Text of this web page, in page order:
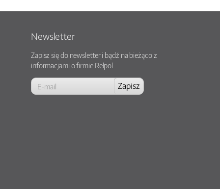
Newsletter
Zapisz się do newsletter i bądź na bieżąco z
informacjami o firmie Relpol